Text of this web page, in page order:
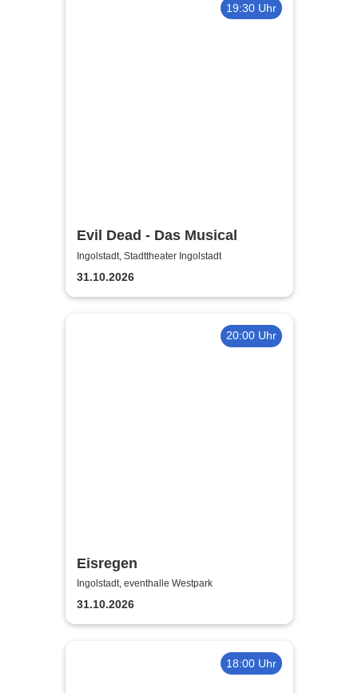
19:30 Uhr
Evil Dead - Das Musical
Ingolstadt, Stadttheater Ingolstadt
31.10.2026
20:00 Uhr
Eisregen
Ingolstadt, eventhalle Westpark
31.10.2026
18:00 Uhr